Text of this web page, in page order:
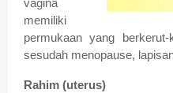
vagina
memiliki
permukaan yang
sesudah menopause,
Rahim (uterus)